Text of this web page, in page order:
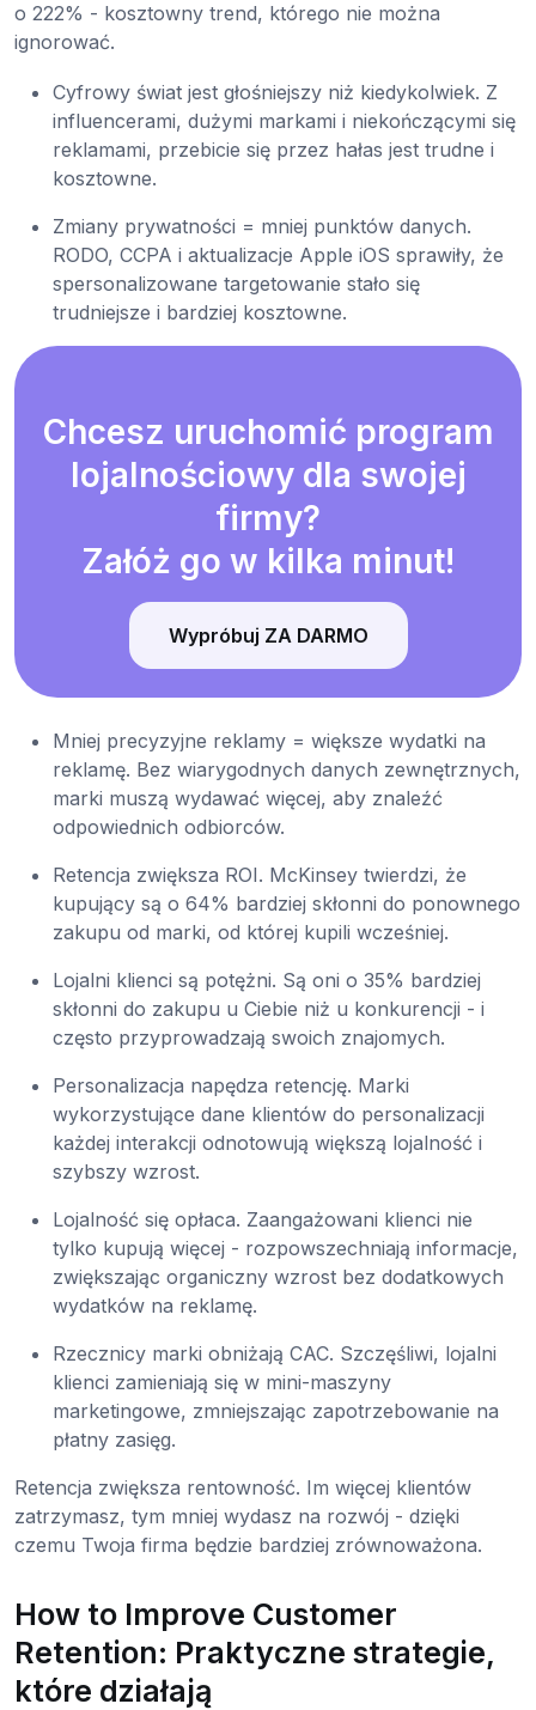
o 222% - kosztowny trend, którego nie można
ignorować.
Cyfrowy świat jest głośniejszy niż kiedykolwiek. Z
influencerami, dużymi markami i niekończącymi się
reklamami, przebicie się przez hałas jest trudne i
kosztowne.
Zmiany prywatności = mniej punktów danych.
RODO, CCPA i aktualizacje Apple iOS sprawiły, że
spersonalizowane targetowanie stało się
trudniejsze i bardziej kosztowne.
Chcesz uruchomić program
lojalnościowy dla swojej
firmy?
Załóż go w kilka minut!
Wypróbuj ZA DARMO
Mniej precyzyjne reklamy = większe wydatki na
reklamę. Bez wiarygodnych danych zewnętrznych,
marki muszą wydawać więcej, aby znaleźć
odpowiednich odbiorców.
Retencja zwiększa ROI. McKinsey twierdzi, że
kupujący są o 64% bardziej skłonni do ponownego
zakupu od marki, od której kupili wcześniej.
Lojalni klienci są potężni. Są oni o 35% bardziej
skłonni do zakupu u Ciebie niż u konkurencji - i
często przyprowadzają swoich znajomych.
Personalizacja napędza retencję. Marki
wykorzystujące dane klientów do personalizacji
każdej interakcji odnotowują większą lojalność i
szybszy wzrost.
Lojalność się opłaca. Zaangażowani klienci nie
tylko kupują więcej - rozpowszechniają informacje,
zwiększając organiczny wzrost bez dodatkowych
wydatków na reklamę.
Rzecznicy marki obniżają CAC. Szczęśliwi, lojalni
klienci zamieniają się w mini-maszyny
marketingowe, zmniejszając zapotrzebowanie na
płatny zasięg.
Retencja zwiększa rentowność. Im więcej klientów
zatrzymasz, tym mniej wydasz na rozwój - dzięki
czemu Twoja firma będzie bardziej zrównoważona.
How to Improve Customer
Retention: Praktyczne strategie,
które działają